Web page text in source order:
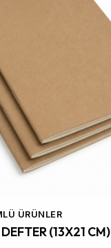
ÜRÜNLER
(13X21 CM)